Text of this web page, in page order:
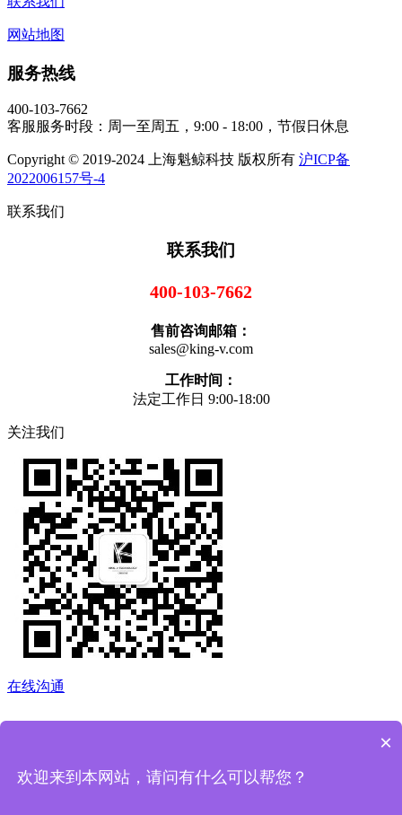
网站地图
服务热线
400-103-7662
客服服务时段：周一至周五，9:00 - 18:00，节假日休息
Copyright © 2019-2024 上海魁鲸科技 版权所有 沪ICP备
2022006157号-4
联系我们
联系我们
400-103-7662
售前咨询邮箱：
sales@king-v.com
工作时间：
法定工作日 9:00-18:00
关注我们
在线沟通
×
欢迎来到本网站，请问有什么可以帮您？